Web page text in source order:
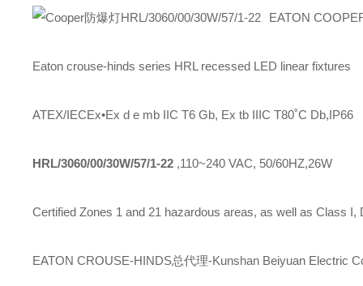
EATON
Eaton crouse-hinds series HRL recessed LED linear fixtures
ATEX/IECEx•Ex d e mb IIC T6 Gb, Ex tb IIIC T80˚C Db,IP66
HRL/3060/00/30W/57/1-22 ,110~240 VAC, 50/60HZ,26W
Certified Zones 1 and 21 hazardous areas, as well as Class I,
EATON CROUSE-HINDS总代理-Kunshan Beiyuan Electric